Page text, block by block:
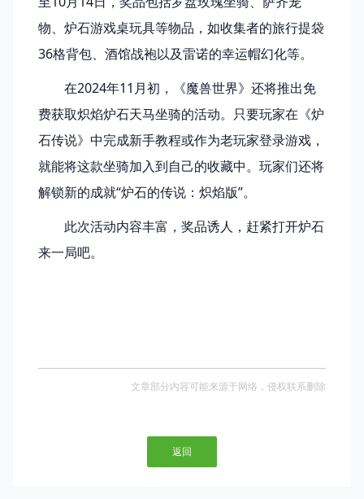
物、炉石游戏桌玩具等物品，如收集者的旅行提袋
36格背包、酒馆战袍以及雷诺的幸运帽幻化等。
在2024年11月初，《魔兽世界》还将推出免
费获取炽焰炉石天马坐骑的活动。只要玩家在《炉
石传说》中完成新手教程或作为老玩家登录游戏，
就能将这款坐骑加入到自己的收藏中。玩家们还将
解锁新的成就“炉石的传说：炽焰版”。
此次活动内容丰富，奖品诱人，赶紧打开炉石
来一局吧。
文章部分内容可能来源于网络，侵权联系删除
返回